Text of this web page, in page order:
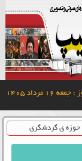
۱۶ مرداد ۱۴۰۵
حوزه ی گردشگری